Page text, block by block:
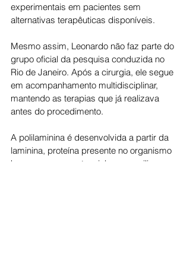
experimentais em pacientes sem
alternativas terapêuticas disponíveis.
Mesmo assim, Leonardo não faz parte do
grupo oficial da pesquisa conduzida no
Rio de Janeiro. Após a cirurgia, ele segue
em acompanhamento multidisciplinar,
mantendo as terapias que já realizava
antes do procedimento.
A polilaminina é desenvolvida a partir da
laminina, proteína presente no organismo
humano e com potencial para auxiliar na